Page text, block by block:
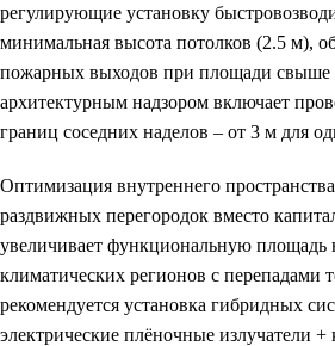
регулирующие установку
минимальная высота потолков (2.5 м),
пожарных выходов при площади свыше
архитектурным надзором включает
границ соседних наделов – от 3 м для
Оптимизация внутреннего
раздвижных перегородок вместо
увеличивает функциональную площадь
климатических регионов с перепадами
рекомендуется установка гибридных
электрические плёночные излучатели